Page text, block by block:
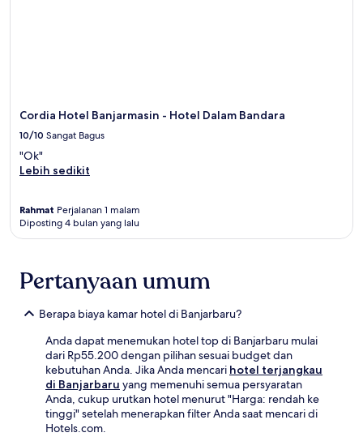
Cordia Hotel Banjarmasin - Hotel Dalam Bandara
10/10 Sangat Bagus
"Ok"
Lebih sedikit
Rahmat Perjalanan 1 malam
Diposting 4 bulan yang lalu
Pertanyaan umum
Berapa biaya kamar hotel di Banjarbaru?
Anda dapat menemukan hotel top di Banjarbaru mulai
dari Rp55.200 dengan pilihan sesuai budget dan
kebutuhan Anda. Jika Anda mencari hotel terjangkau
di Banjarbaru yang memenuhi semua persyaratan
Anda, cukup urutkan hotel menurut "Harga: rendah ke
tinggi" setelah menerapkan filter Anda saat mencari di
Hotels.com.